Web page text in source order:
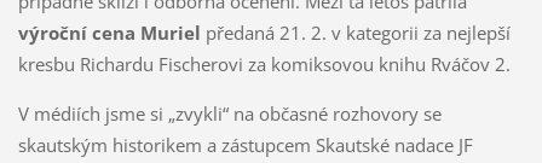
výroční cena Muriel předaná 21. 2. v kategorii za nejlepší
kresbu Richardu Fischerovi za komiksovou knihu Rváčov 2.
V médiích jsme si „zvykli“ na občasné rozhovory se
skautským historikem a zástupcem Skautské nadace JF